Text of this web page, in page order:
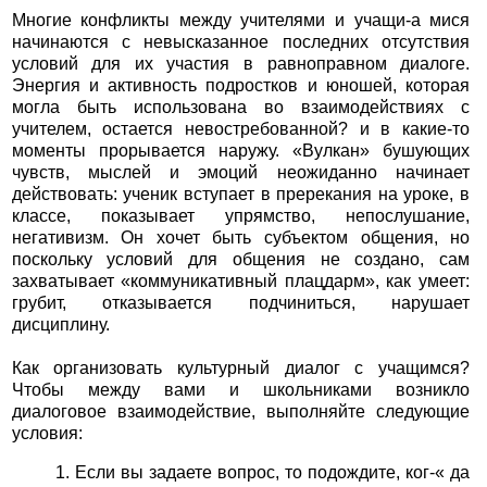
Многие конфликты между учителями и учащи-а мися
начинаются с невысказанное последних отсутствия
условий для их участия в равноправном диалоге.
Энергия и активность подростков и юношей, которая
могла быть использована во взаимодействиях с
учителем, остается невостребованной? и в какие-то
моменты прорывается наружу. «Вулкан» бушующих
чувств, мыслей и эмоций неожиданно начинает
действовать: ученик вступает в пререкания на уроке, в
классе, показывает упрямство, непослушание,
негативизм. Он хочет быть субъектом общения, но
поскольку условий для общения не создано, сам
захватывает «коммуникативный плацдарм», как умеет:
грубит, отказывается подчиниться, нарушает
дисциплину.
Как организовать культурный диалог с учащимся?
Чтобы между вами и школьниками возникло
диалоговое взаимодействие, выполняйте следующие
условия:
1. Если вы задаете вопрос, то подождите, ког-« да